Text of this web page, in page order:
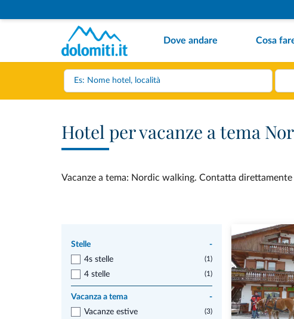
Dove andare Cosa
Hotel per vacanze a tema
Vacanze a tema: Nordic walking. Contatta
Stelle
-
4s stelle
(1)
4 stelle (1)
Vacanza a tema
-
Vacanze estive
(3)